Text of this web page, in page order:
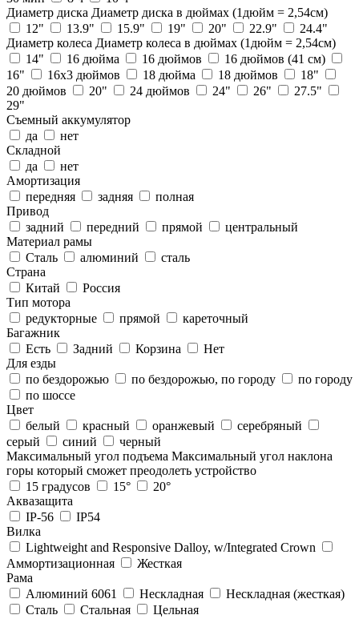
Диаметр диска Диаметр диска в дюймах (1дюйм = 2,54см)
12"
13.9" 15.9" 19" 20" 22.9"
24.4"
Диаметр колеса Диаметр колеса в дюймах (1дюйм = 2,54см)
14"
16 дюйма 16 дюймов
16 дюймов (41 см)
16"
16х3 дюймов 18 дюйма 18 дюймов
18"
20 дюймов
20" 24 дюймов 24" 26"
27.5"
29"
Съемный аккумулятор
да
нет
Складной
да
нет
Амортизация
передняя
задняя
полная
Привод
задний
передний прямой
центральный
Материал рамы
Cталь
алюминий
сталь
Страна
Китай
Россия
Тип мотора
редукторные
прямой
кареточный
Багажник
Есть
Задний Корзина
Нет
Для езды
по бездорожью
по бездорожью, по городу
по городу
по шоссе
Цвет
белый
красный оранжевый
серебряный
серый
синий
черный
Максимальный угол подъема Максимальный угол наклона
горы который сможет преодолеть устройство
15 градусов
15°
20°
Аквазащита
IP-56
IP54
Вилка
Lightweight and Responsive Dalloy, w/Integrated Crown
Аммортизационная
Жесткая
Рама
Алюминий 6061
Нескладная
Нескладная (жесткая)
Сталь
Стальная
Цельная